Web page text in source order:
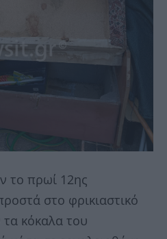
το πρωί 12ης
στο φρικιαστικό
κόκαλα του